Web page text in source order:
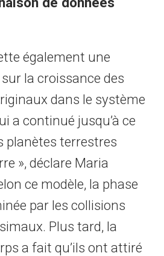
également une
la croissance des
dans le système
a continué jusqu’à ce
planètes terrestres
», déclare Maria
ce modèle, la phase
par les collisions
Plus tard, la
a fait qu’ils ont attiré